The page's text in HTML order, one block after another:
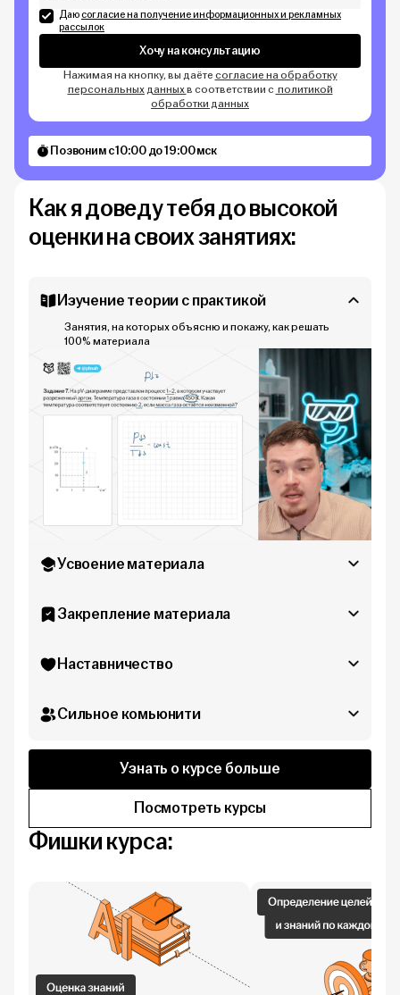
Даюсогласие на получение информационных и рекламных
рассылок
Хочу на консультацию
Нажимая на кнопку, вы даётесогласие на обработку
персональных данныхв соответствии с политикой
обработки данных
Позвоним с 10:00 до 19:00 мск
Как я доведу тебя до высокой
оценки на своих занятиях:
Изучение теории с практикой
Занятия, на которых объясню и покажу, как решать
100% материала
Усвоение материала
Закрепление материала
Наставничество
Сильное комьюнити
Узнать о курсе больше
Посмотреть курсы
Фишки курса: